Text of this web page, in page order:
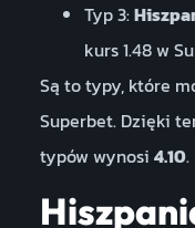
Typ 3:
kurs 1.48 w
Są to typy, które
Superbet. Dzięki
typów wynosi 4.10.